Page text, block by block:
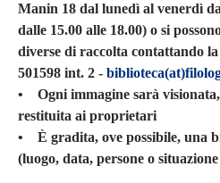
Manin 18 dal lunedì al venerdì
dalle 15.00 alle 18.00) o si
diverse di raccolta contattando
501598 int. 2 -
• Ogni immagine sarà
restituita ai proprietari
• È gradita, ove possibile, una
(luogo, data, persone o